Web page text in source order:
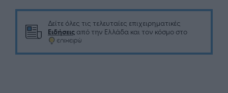
Δείτε όλες τις τελευταίες επιχειρηματικές
Ειδήσεις από την Ελλάδα και τον κόσμο στο